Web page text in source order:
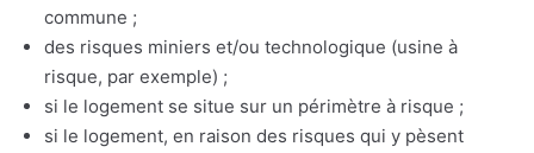
commune ;
des risques miniers et/ou technologique (usine à
risque, par exemple) ;
si le logement se situe sur un périmètre à risque ;
si le logement, en raison des risques qui y pèsent